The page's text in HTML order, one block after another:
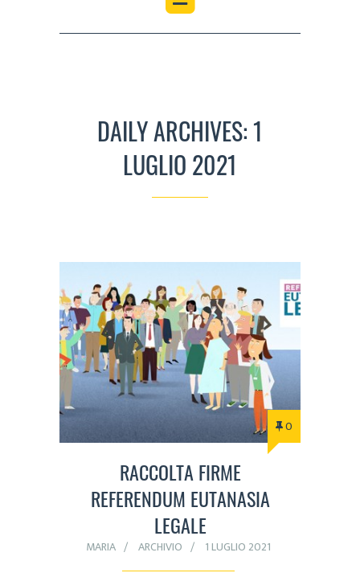
DAILY ARCHIVES: 1
LUGLIO 2021
0
RACCOLTA FIRME
REFERENDUM EUTANASIA
LEGALE
MARIA ARCHIVIO 1 LUGLIO 2021